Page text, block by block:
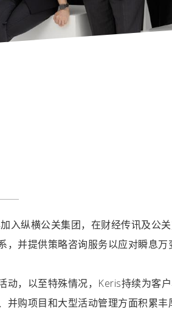
入纵横公关集团，在财经传讯及公
，并提供策略咨询服务以应对瞬息万
动，以至特殊情况，Keris持续为客
并购项目和大型活动管理方面积累